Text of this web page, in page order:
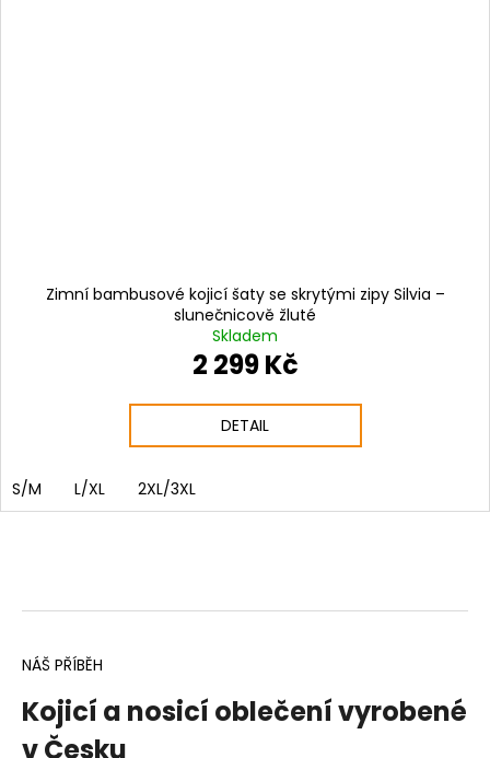
Zimní bambusové kojicí šaty se skrytými zipy Silvia –
slunečnicově žluté
Skladem
2 299 Kč
DETAIL
S/M L/XL 2XL/3XL
NÁŠ PŘÍBĚH
Kojicí a nosicí oblečení vyrobené
v Česku